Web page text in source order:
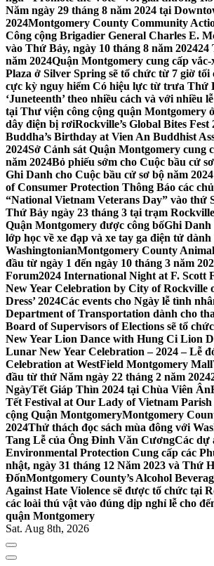
Năm ngày 29 tháng 8 năm 2024 tại
2024Montgomery County Community
Công cộng Brigadier General Charles E.
vào Thứ Bảy, ngày 10 tháng 8 năm 202424
năm 2024Quận Montgomery cung cấp
Plaza ở Silver Spring sẽ tổ chức từ 7 giờ
cực kỳ nguy hiểm Có hiệu lực từ trưa Thứ
‘Juneteenth’ theo nhiều cách và với nhiều
tại Thư viện công cộng quận Montgomery
dây điện bị rơiRockville’s Global Bites Fest
Buddha’s Birthday at Vien An Buddhist
2024Sở Cảnh sát Quận Montgomery cung
năm 2024Bỏ phiếu sớm cho Cuộc bầu cử
Ghi Danh cho Cuộc bầu cử sơ bộ năm
of Consumer Protection Thông Báo các
“National Vietnam Veterans Day” vào thứ
Thứ Bảy ngày 23 tháng 3 tại trạm
Quận Montgomery được công bốGhi Danh
lớp học về xe đạp và xe tay ga điện tử
WashingtonianMontgomery County
đầu từ ngày 1 đến ngày 10 tháng 3 năm
Forum2024 International Night at F. Scott
New Year Celebration by City of Rockville
Dress’ 2024Các events cho Ngày lễ tình
Department of Transportation dành cho
Board of Supervisors of Elections sẽ tổ
New Year Lion Dance with Hung Ci Lion
Lunar New Year Celebration – 2024 – Lễ
Celebration at WestField Montgomery Mall
đầu từ thứ Năm ngày 22 tháng 2 năm 2024
NgàyTết Giáp Thìn 2024 tại Chùa Viên Ân
Tết Festival at Our Lady of Vietnam
cộng Quận MontgomeryMontgomery
2024Thử thách đọc sách mùa đông với
Tang Lễ của Ông Đinh Văn CươngCác dự
Environmental Protection Cung cấp các
nhật, ngày 31 tháng 12 Năm 2023 và Thứ
ĐốnMontgomery County’s Alcohol
Against Hate Violence sẽ được tổ chức tại
các loài thú vật vào đúng dịp nghỉ lễ cho
quận Montgomery
Sat. Aug 8th, 2026